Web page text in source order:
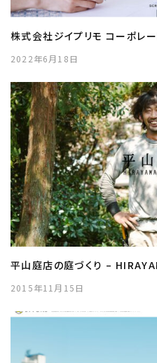
株式会社ジイプリモ コーポレ
2022年6月18日
平山庭店の庭づくり –
2015年11月15日